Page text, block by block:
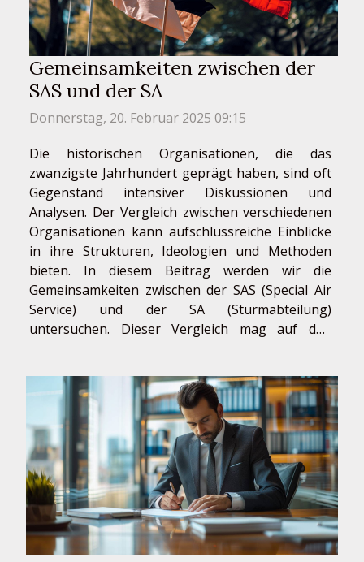
Gemeinsamkeiten zwischen der
SAS und der SA
Donnerstag, 20. Februar 2025 09:15
Die historischen Organisationen, die das
zwanzigste Jahrhundert geprägt haben, sind oft
Gegenstand intensiver Diskussionen und
Analysen. Der Vergleich zwischen verschiedenen
Organisationen kann aufschlussreiche Einblicke
in ihre Strukturen, Ideologien und Methoden
bieten. In diesem Beitrag werden wir die
Gemeinsamkeiten zwischen der SAS (Special Air
Service) und der SA (Sturmabteilung)
untersuchen. Dieser Vergleich mag auf den
Verständnis beider Organisationen beitragen
können. Tauchen Sie mit uns ein in...